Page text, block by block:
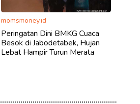
momsmoney.id
Peringatan Dini BMKG Cuaca
Besok di Jabodetabek, Hujan
Lebat Hampir Turun Merata